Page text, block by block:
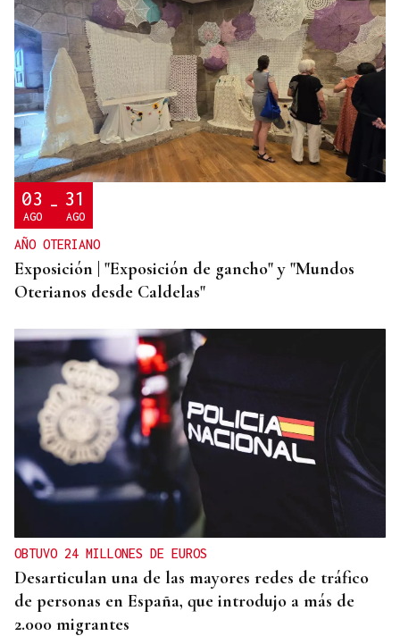
03
AGO - 31
AGO
AÑO OTERIANO
Exposición | "Exposición de gancho" y "Mundos
Oterianos desde Caldelas"
OBTUVO 24 MILLONES DE EUROS
Desarticulan una de las mayores redes de tráfico
de personas en España, que introdujo a más de
2.000 migrantes